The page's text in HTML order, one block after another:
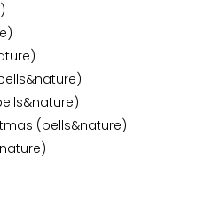
(bells&nature)